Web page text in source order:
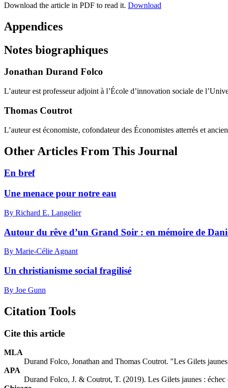
Download the article in PDF to read it. Download
Appendices
Notes biographiques
Jonathan Durand Folco
L’auteur est professeur adjoint à l’École d’innovation sociale de
Thomas Coutrot
L’auteur est économiste, cofondateur des Économistes atterrés et
Other Articles From This Journal
En bref
Une menace pour notre eau
By Richard E. Langelier
Autour du rêve d’un Grand Soir : en mémoire de
By Marie-Célie Agnant
Un christianisme social fragilisé
By Joe Gunn
Citation Tools
Cite this article
MLA
Durand Folco, Jonathan and Thomas Coutrot. "Les Gilets
APA
Durand Folco, J. & Coutrot, T. (2019). Les Gilets jaunes : échec